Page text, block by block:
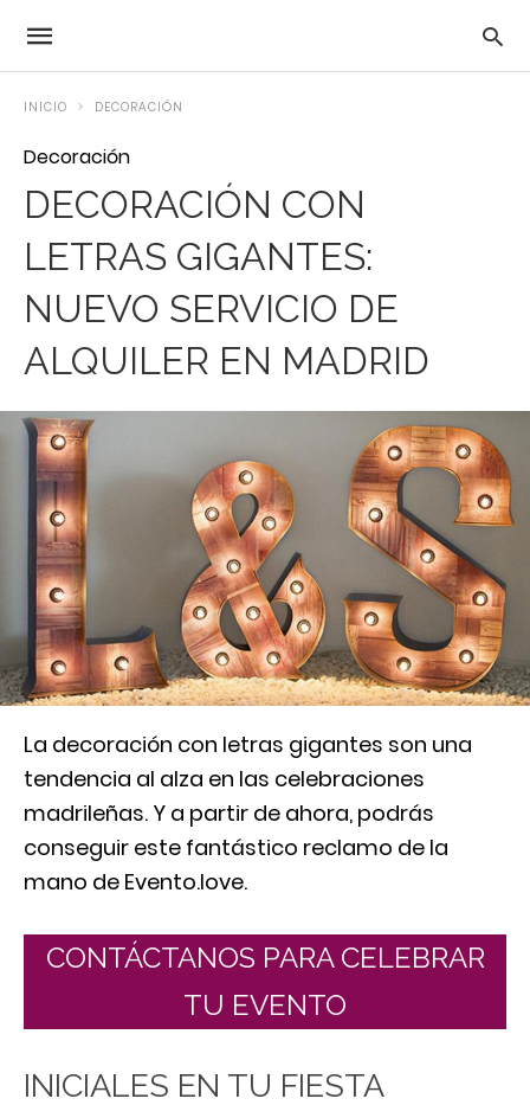
INICIO DECORACIÓN
Decoración
DECORACIÓN CON
LETRAS GIGANTES:
NUEVO SERVICIO DE
ALQUILER EN MADRID
La decoración con letras gigantes son una
tendencia al alza en las celebraciones
madrileñas. Y a partir de ahora, podrás
conseguir este fantástico reclamo de la
mano de Evento.love.
CONTÁCTANOS PARA CELEBRAR
TU EVENTO
INICIALES EN TU FIESTA